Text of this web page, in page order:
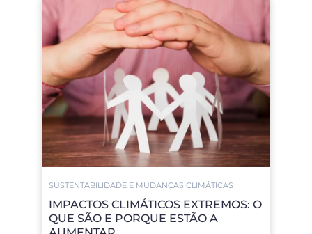
SUSTENTABILIDADE E MUDANÇAS CLIMÁTICAS
IMPACTOS CLIMÁTICOS EXTREMOS: O
QUE SÃO E PORQUE ESTÃO A